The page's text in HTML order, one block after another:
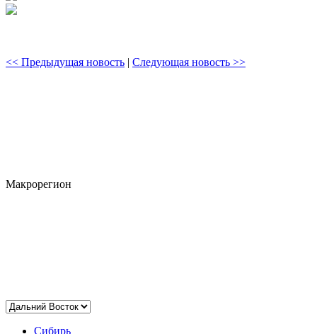
<< Предыдущая новость | Следующая новость >>
Макрорегион
Сибирь